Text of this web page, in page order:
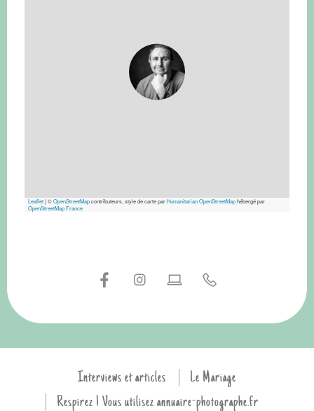
Leaflet|©OpenStreetMapcontributeurs, style de carte parHumanitarian OpenStreetMaphébergé par
OpenStreetMap France
Interviews et articles
Le Mariage
Respirez ! Vous utilisez annuaire-photographe.fr